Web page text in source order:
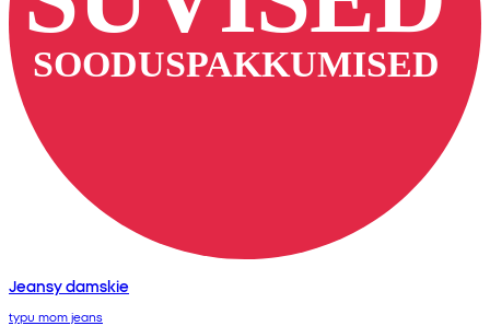
Jeansy damskie
typu mom jeans